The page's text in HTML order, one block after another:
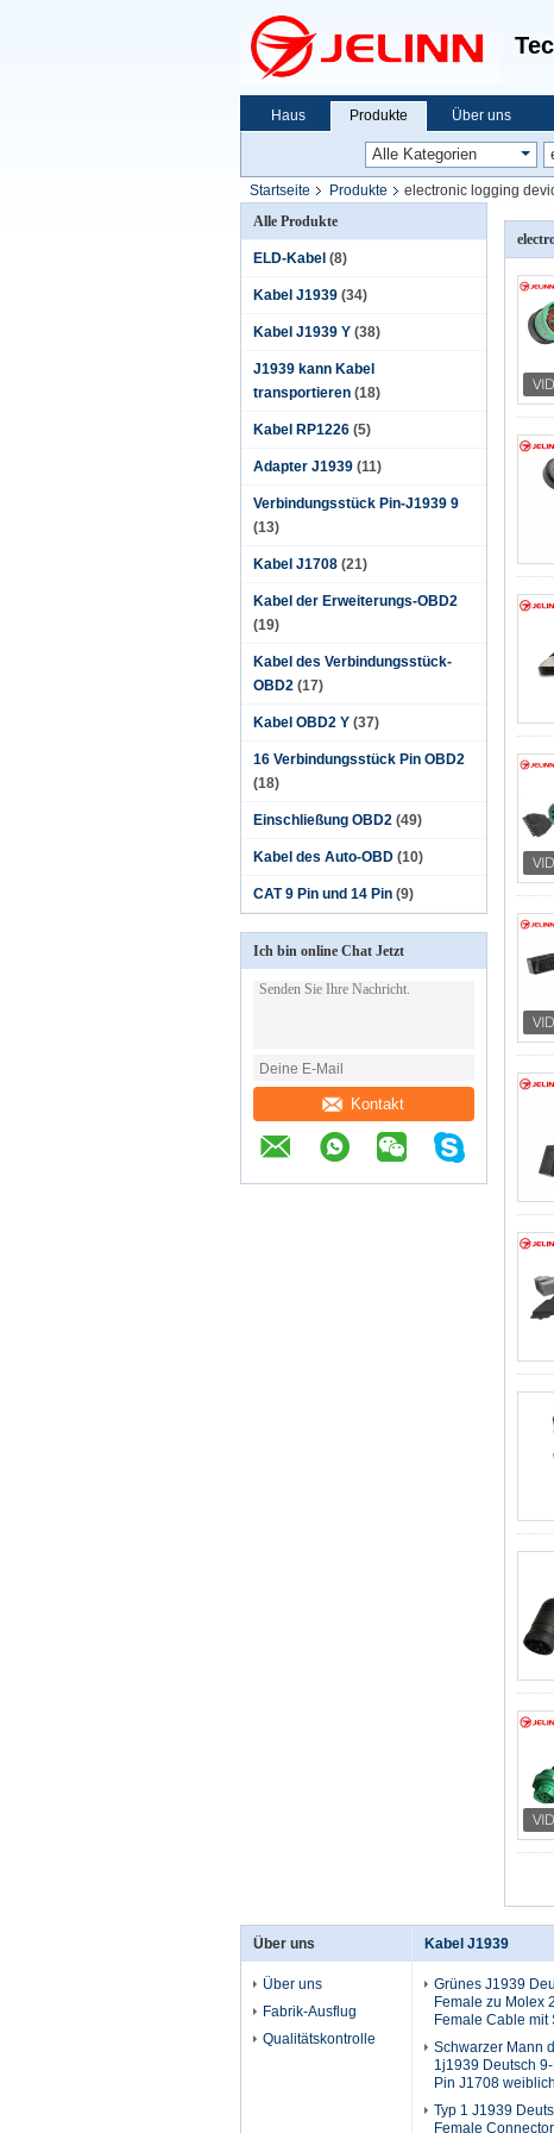
Haus Produkte Über uns
Startseite Produkte
electronic logging
Alle Produkte
ELD-Kabel (8)
Kabel J1939 (34)
Kabel J1939 Y (38)
J1939 kann Kabel
transportieren (18)
Kabel RP1226 (5)
Adapter J1939 (11)
Verbindungsstück Pin-J1939 9
(13)
Kabel J1708 (21)
Kabel der Erweiterungs-OBD2
(19)
Kabel des Verbindungsstück-
OBD2 (17)
Kabel OBD2 Y (37)
16 Verbindungsstück Pin OBD2
(18)
Einschließung OBD2 (49)
Kabel des Auto-OBD (10)
CAT 9 Pin und 14 Pin (9)
Ich bin online Chat Jetzt
Kontakt
Über uns
Über uns
Fabrik-Ausflug
Qualitätskontrolle
Kabel J1939
Grünes J1939
Female zu Molex
Female Cable mit
Schwarzer Mann
1j1939 Deutsch
Pin J1708
Typ 1 J1939
Female